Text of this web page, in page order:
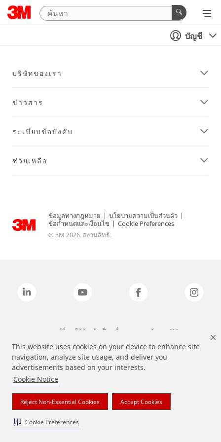
This website uses cookies on your device to enhance site
navigation, analyze site usage, and deliver you
advertisements based on your interests.
Cookie Notice
Reject Non-Essential Cookies Accept Cookies
Cookie Preferences
บัญชี
บริษัทของเรา
ข่าวสาร
ระเบียบข้อบังคับ
ช่วยเหลือ
ข้อมูลทางกฎหมาย | นโยบายความเป็นส่วนตัว |
ข้อกำหนดและเงื่อนไข | Cookie Preferences
© 3M 2026. สงวนสิทธิ.
แบรนด์ที่ระบุไว้ข้างต้นเป็นเครื่องหมายการค้าของ 3M